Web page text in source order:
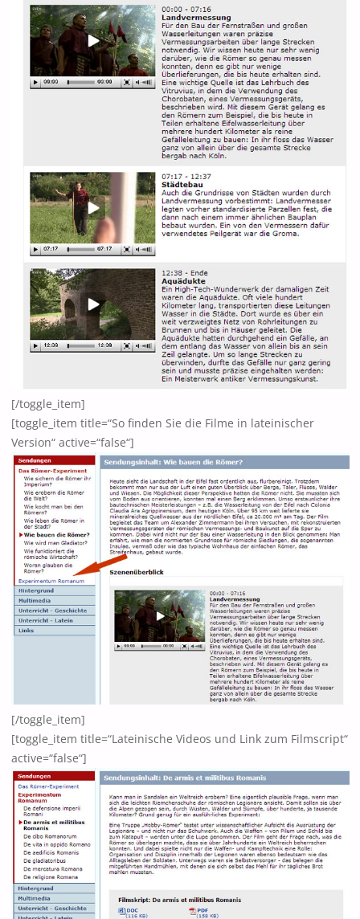
[/toggle_item]
[toggle_item title=“So finden Sie die Filme in lateinischer
Version“ active=“false“]
[/toggle_item]
[toggle_item title=“Lateinische Videos und Link zum Filmscript“
active=“false“]